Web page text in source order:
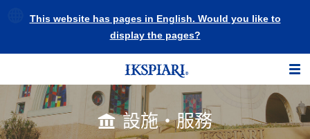
This website has pages in English. Would you like to
display the pages?
設施・服務